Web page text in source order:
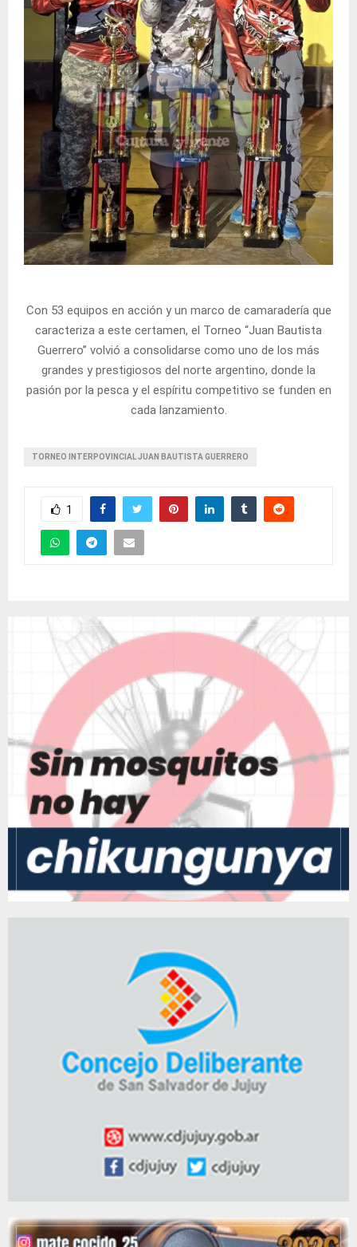
Con 53 equipos en acción y un marco de camaradería que
caracteriza a este certamen, el Torneo “Juan Bautista
Guerrero” volvió a consolidarse como uno de los más
grandes y prestigiosos del norte argentino, donde la
pasión por la pesca y el espíritu competitivo se funden en
cada lanzamiento.
TORNEO INTERPOVINCIAL JUAN BAUTISTA GUERRERO
1